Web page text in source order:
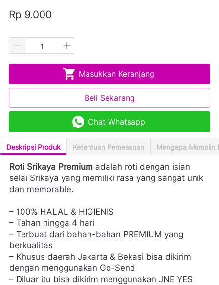
Rp 9.000
` Masukkan Keranjang
`
Beli Sekarang
` Chat Whatsapp
Deskripsi Produk Ketentuan Pemesanan Mengapa Momolin
Roti Srikaya Premium adalah roti dengan isian
selai Srikaya yang memiliki rasa yang sangat unik
dan memorable.
– 100% HALAL & HIGIENIS
– Tahan hingga 4 hari
– Terbuat dari bahan-bahan PREMIUM yang
berkualitas
– Khusus daerah Jakarta & Bekasi bisa dikirim
dengan menggunakan Go-Send
– Diluar itu bisa dikirim menggunakan JNE YES